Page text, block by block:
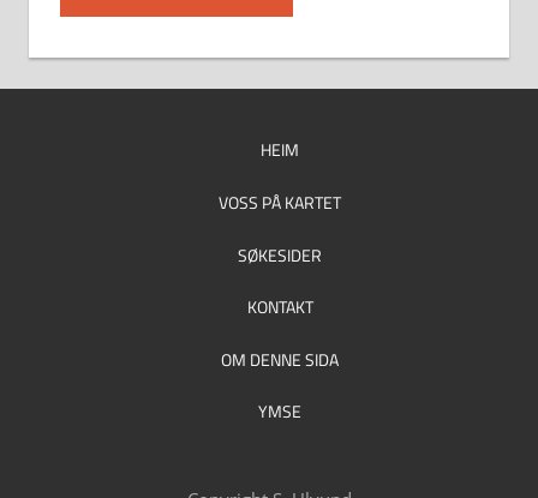
HEIM
VOSS PÅ KARTET
SØKESIDER
KONTAKT
OM DENNE SIDA
YMSE